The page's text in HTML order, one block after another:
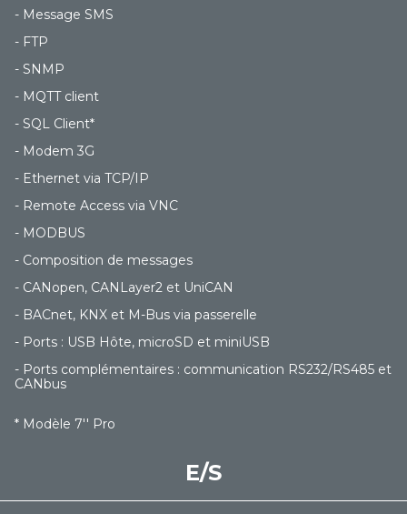
- Message SMS
- FTP
- SNMP
- MQTT client
- SQL Client*
- Modem 3G
- Ethernet via TCP/IP
- Remote Access via VNC
- MODBUS
- Composition de messages
- CANopen, CANLayer2 et UniCAN
- BACnet, KNX et M-Bus via passerelle
- Ports : USB Hôte, microSD et miniUSB
- Ports complémentaires : communication RS232/RS485 et
CANbus
* Modèle 7'' Pro
E/S